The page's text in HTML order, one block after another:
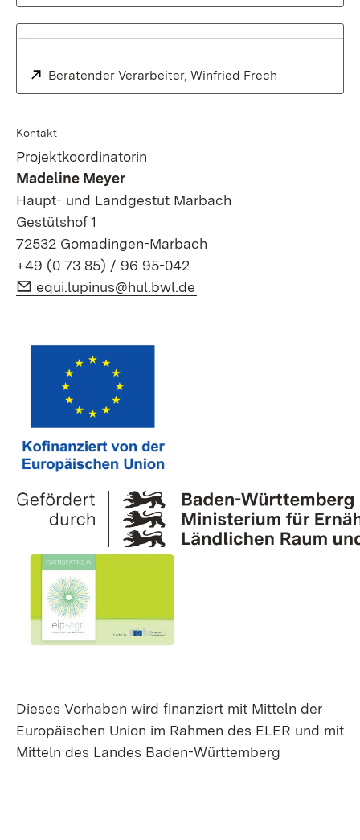
Extern:
Beratender Verarbeiter, Winfried Frech
Kontakt
Projektkoordinatorin
Madeline Meyer
Haupt- und Landgestüt Marbach
Gestütshof 1
72532 Gomadingen-Marbach
+49 (0 73 85) / 96 95-042
E-Mail:
equi.lupinus@hul.bwl.de
Dieses Vorhaben wird finanziert mit Mitteln der
Europäischen Union im Rahmen des ELER und mit
Mitteln des Landes Baden-Württemberg